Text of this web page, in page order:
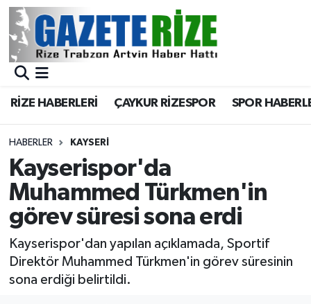
RİZE HABERLERİ ÇAYKUR RİZESPOR SPOR
HABERLER KAYSERI
Kayserispor'da
Muhammed Türkmen'in
görev süresi sona erdi
Kayserispor'dan yapılan açıklamada, Sportif
Direktör Muhammed Türkmen'in görev süresinin
sona erdiği belirtildi.
BÖLGEMİZ
Asayiş
Rize Jandarma Komutanlığı
Bilim Teknoloji
Advertising news
Merkez Nöbetçi Eczaneler
Merkez Trafik Yoğunluk Haritası
Süper Lig Puan Durumu ve Fikstür
Tüm Manşetler
Haber Arşivi